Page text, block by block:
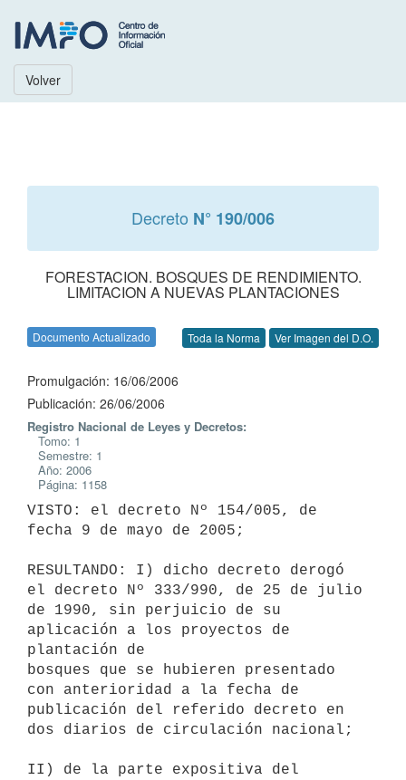
Volver
Decreto N° 190/006
FORESTACION. BOSQUES DE RENDIMIENTO.
LIMITACION A NUEVAS PLANTACIONES
Documento Actualizado Toda la Norma Ver Imagen del D.O.
Promulgación: 16/06/2006
Publicación: 26/06/2006
Registro Nacional de Leyes y Decretos:
Tomo: 1
Semestre: 1
Año: 2006
Página: 1158
VISTO: el decreto Nº 154/005, de
fecha 9 de mayo de 2005;
RESULTANDO: I) dicho decreto derogó
el decreto Nº 333/990, de 25 de julio
de 1990, sin perjuicio de su
aplicación a los proyectos de
plantación de
bosques que se hubieren presentado
con anterioridad a la fecha de
publicación del referido decreto en
dos diarios de circulación nacional;
II) de la parte expositiva del